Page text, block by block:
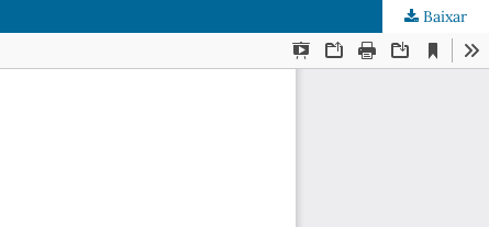
Baixar